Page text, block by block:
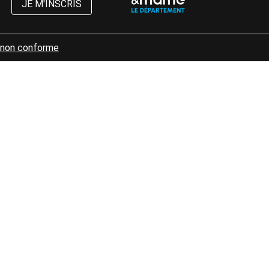
JE M'INSCRIS
conforme